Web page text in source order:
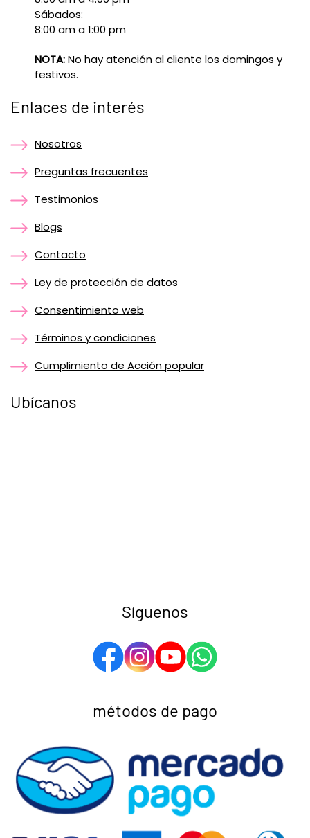
Sábados:
8:00 am a 1:00 pm
NOTA:No hay atención al cliente los domingos y
festivos.
Enlaces de interés
Nosotros
Preguntas frecuentes
Testimonios
Blogs
Contacto
Ley de protección de datos
Consentimiento web
Términos y condiciones
Cumplimiento de Acción popular
Ubícanos
Síguenos
métodos de pago